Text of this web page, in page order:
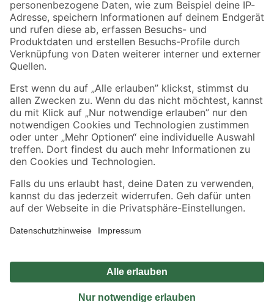
Zahlungsarten Versandarten
Sicher einkaufen
Jetzt die toom-App herunterladen
Alle Preisangaben in EUR inkl. gesetzl. MwSt.. Die dargestellten Angebote sind unter
Umständen nicht in allen Märkten verfügbar. Die angegebenen Verfügbarkeiten beziehen
Produkte nur solange der Vorrat reicht.
*Paketversand ab 59 € versandkostenfrei, gilt nicht für Artikel mit Speditionsversand, hier
Privatsphäre Impressum
Nutzungsbedingungen
Widerrufsrecht
Vertrag widerrufen